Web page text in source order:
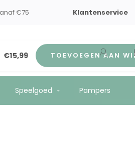
Gratis
Klantenservice
Speelgoed Pampers
€15,99 TOEVOEGEN AAN